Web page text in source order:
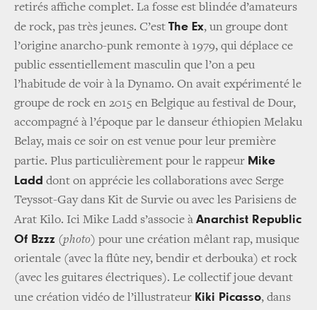
retirés affiche complet. La fosse est blindée d’amateurs
de rock, pas très jeunes. C’est The Ex, un groupe dont
l’origine anarcho-punk remonte à 1979, qui déplace ce
public essentiellement masculin que l’on a peu
l’habitude de voir à la Dynamo. On avait expérimenté le
groupe de rock en 2015 en Belgique au festival de Dour,
accompagné à l’époque par le danseur éthiopien Melaku
Belay, mais ce soir on est venue pour leur première
partie. Plus particulièrement pour le rappeur Mike
Ladd dont on apprécie les collaborations avec Serge
Teyssot-Gay dans Kit de Survie ou avec les Parisiens de
Arat Kilo. Ici Mike Ladd s’associe à Anarchist Republic
Of Bzzz (photo) pour une création mêlant rap, musique
orientale (avec la flûte ney, bendir et derbouka) et rock
(avec les guitares électriques). Le collectif joue devant
une création vidéo de l’illustrateur Kiki Picasso, dans